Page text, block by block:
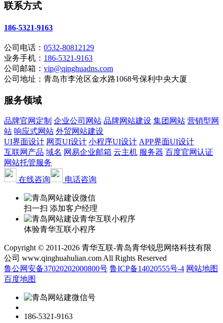
联系方式
186-5321-9163
公司电话： 0532-80812129
业务手机： 186-5321-9163
公司邮箱： vip@qinghuadns.com
公司地址：青岛市李沧区金水路1068号保利中央大厦
服务领域
品牌官网定制 企业公司网站 品牌网站建设 集团网站 营销型网
站 响应式网站 外贸网站建设
UI界面设计 网页UI设计 小程序UI设计 APP界面UI设计
互联网产品 域名 网易企业邮箱 云主机 服务器 百度官网认证
网站托管服务
在线咨询
电话咨询
扫一扫 添加客户经理
体验青华互联小程序
Copyright © 2011-2026 青华互联-青岛青华锐思网络科技有限
公司 www.qinghuahulian.com All Rights Reserved
鲁公网安备37020202000800号 鲁ICP备14020555号-4 网站地图
百度地图
186-5321-9163